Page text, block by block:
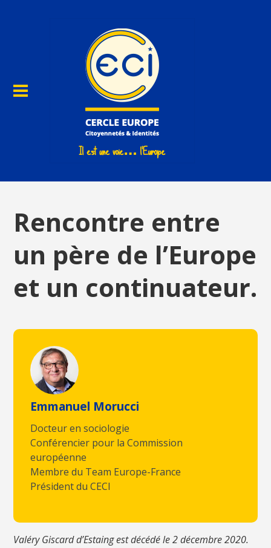
Rencontre entre
un père de l’Europe
et un continuateur.
Emmanuel Morucci
Docteur en sociologie
Conférencier pour la Commission
européenne
Membre du Team Europe-France
Président du CECI
Valéry Giscard d’Estaing est décédé le 2 décembre 2020.